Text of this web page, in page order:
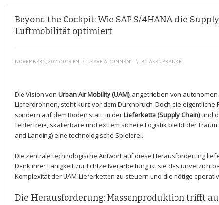
Beyond the Cockpit: Wie SAP S/4HANA die
Luftmobilität optimiert
NOVEMBER 3, 2025 10:19 PM \ LEAVE A COMMENT \ BYAXEL FRANKE
Die Vision von Urban Air Mobility (UAM), angetrieben von
Lieferdrohnen, steht kurz vor dem Durchbruch. Doch die eigentliche
sondern auf dem Boden statt: in derLieferkette (Supply Chain)und
fehlerfreie, skalierbare und extrem sichere Logistik bleibt der Traum
and Landing) eine technologische Spielerei.
Die zentrale technologische Antwort auf diese Herausforderung
Dank ihrer Fähigkeit zur Echtzeitverarbeitung ist sie das
Komplexität der UAM-Lieferketten zu steuern und die nötige
Die Herausforderung: Massenproduktion trifft